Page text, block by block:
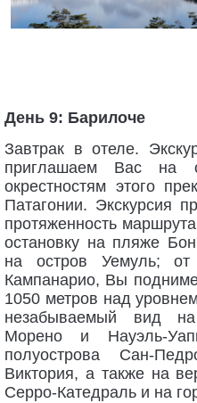
День 9: Барилоче
Завтрак в отеле.
приглашаем Вас на
окрестностям этого
Патагонии. Экскурсия
протяженность
остановку на пляже
на остров Уемуль;
Кампанарио, Вы
1050 метров над
незабываемый вид
Морено и Науэль-
полуострова Сан-
Виктория, а также на
Серро-Катедраль и на